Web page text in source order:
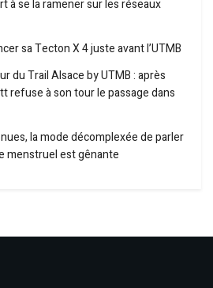
à se la ramener sur les réseaux
sa Tecton X 4 juste avant l’UTMB
du Trail Alsace by UTMB : après
refuse à son tour le passage dans
la mode décomplexée de parler
menstruel est gênante